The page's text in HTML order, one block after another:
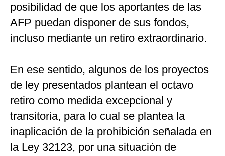
posibilidad de que los aportantes de las
AFP puedan disponer de sus fondos,
incluso mediante un retiro extraordinario.
En ese sentido, algunos de los proyectos
de ley presentados plantean el octavo
retiro como medida excepcional y
transitoria, para lo cual se plantea la
inaplicación de la prohibición señalada en
la Ley 32123, por una situación de